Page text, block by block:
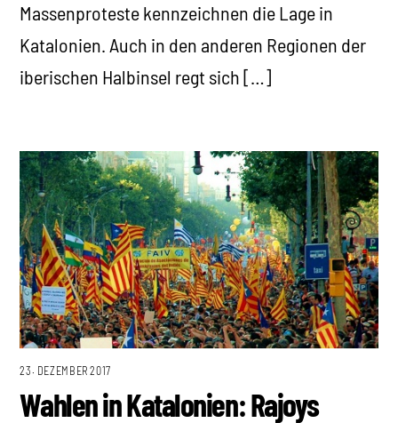
Massenproteste kennzeichnen die Lage in
Katalonien. Auch in den anderen Regionen der
iberischen Halbinsel regt sich […]
23. DEZEMBER 2017
Wahlen in Katalonien: Rajoys